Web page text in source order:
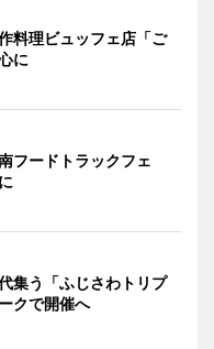
料理ビュッフェ店「ご
に
フードトラックフェ
集う「ふじさわトリプ
クで開催へ